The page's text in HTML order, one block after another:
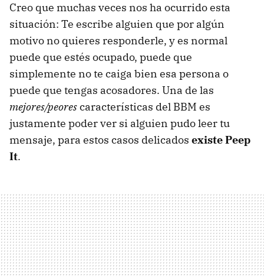
Creo que muchas veces nos ha ocurrido esta
situación: Te escribe alguien que por algún
motivo no quieres responderle, y es normal
puede que estés ocupado, puede que
simplemente no te caiga bien esa persona o
puede que tengas acosadores. Una de las
mejores/peorescaracterísticas del BBM es
justamente poder ver si alguien pudo leer tu
mensaje, para estos casos delicados existe Peep
It.